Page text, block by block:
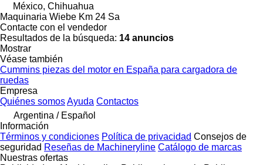
México, Chihuahua
Maquinaria Wiebe Km 24 Sa
Contacte con el vendedor
Resultados de la búsqueda: 14 anuncios
Mostrar
Véase también
Cummins piezas del motor en España para cargadora de
ruedas
Empresa
Quiénes somosAyuda Contactos
Argentina / Español
Información
Términos y condiciones Política de privacidad Consejos de
seguridad Reseñas de Machineryline Catálogo de marcas
Nuestras ofertas